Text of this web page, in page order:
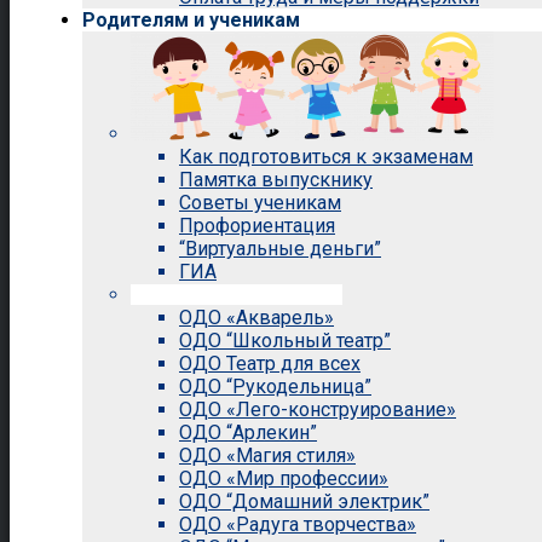
Родителям и ученикам
Как подготовиться к экзаменам
Памятка выпускнику
Советы ученикам
Профориентация
“Виртуальные деньги”
ГИА
ОДО «Акварель»
ОДО “Школьный театр”
ОДО Театр для всех
ОДО “Рукодельница”
ОДО «Лего-конструирование»
ОДО “Арлекин”
ОДО «Магия стиля»
ОДО «Мир профессии»
ОДО “Домашний электрик”
ОДО «Радуга творчества»